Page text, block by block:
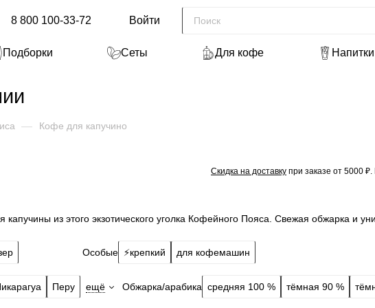
8 800 100-33-72 Войти
Подборки Сеты Для кофе Напитки
— Кофе для капучино
Скидка на доставку при заказе от 5000
из этого экзотического уголка Кофейного Пояса. Свежая обжарка и
Особые ⚡️крепкий для кофемашин
Перу ещё Обжарка/арабика средняя 100 % тёмная 90 %